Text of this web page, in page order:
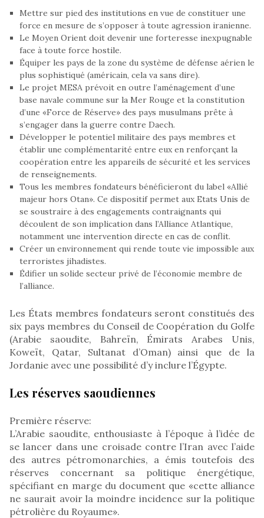
Mettre sur pied des institutions en vue de constituer une
force en mesure de s’opposer à toute agression iranienne.
Le Moyen Orient doit devenir une forteresse inexpugnable
face à toute force hostile.
Équiper les pays de la zone du système de défense aérien le
plus sophistiqué (américain, cela va sans dire).
Le projet MESA prévoit en outre l’aménagement d’une
base navale commune sur la Mer Rouge et la constitution
d’une «Force de Réserve» des pays musulmans prête à
s’engager dans la guerre contre Daech.
Développer le potentiel militaire des pays membres et
établir une complémentarité entre eux en renforçant la
coopération entre les appareils de sécurité et les services
de renseignements.
Tous les membres fondateurs bénéficieront du label «Allié
majeur hors Otan». Ce dispositif permet aux Etats Unis de
se soustraire à des engagements contraignants qui
découlent de son implication dans l’Alliance Atlantique,
notamment une intervention directe en cas de conflit.
Créer un environnement qui rende toute vie impossible aux
terroristes jihadistes.
Édifier un solide secteur privé de l’économie membre de
l’alliance.
Les États membres fondateurs seront constitués des
six pays membres du Conseil de Coopération du Golfe
(Arabie saoudite, Bahreïn, Émirats Arabes Unis,
Koweït, Qatar, Sultanat d’Oman) ainsi que de la
Jordanie avec une possibilité d’y inclure l’Égypte.
Les réserves saoudiennes
Première réserve:
L’Arabie saoudite, enthousiaste à l’époque à l’idée de
se lancer dans une croisade contre l’Iran avec l’aide
des autres pétromonarchies, a émis toutefois des
réserves concernant sa politique énergétique,
spécifiant en marge du document que «cette alliance
ne saurait avoir la moindre incidence sur la politique
pétrolière du Royaume».